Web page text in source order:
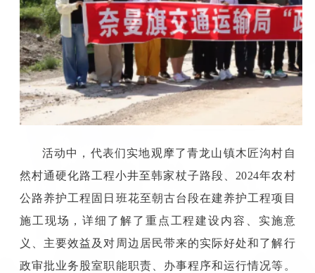
活动中，代表们实地观摩了青龙山镇木匠沟村自
然村通硬化路工程小井至韩家杖子路段、2024年农村
公路养护工程固日班花至朝古台段在建养护工程项目
施工现场，详细了解了重点工程建设内容、实施意
义、主要效益及对周边居民带来的实际好处和了解行
政审批业务股室职能职责、办事程序和运行情况等。